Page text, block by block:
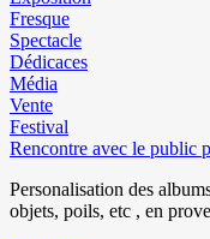
Fresque
Spectacle
Dédicaces
Média
Vente
Festival
Rencontre avec le public
Personalisation des
objets, poils, etc , en